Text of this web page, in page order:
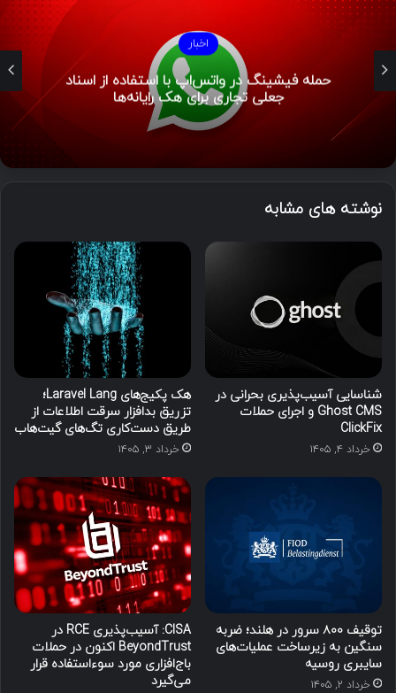
اخبار
حمله فیشینگ در واتس‌اپ با استفاده از اسناد
جعلی تجاری برای هک رایانه‌ها
نوشته های مشابه
شناسایی آسیب‌پذیری بحرانی در
Ghost CMS و اجرای حملات
ClickFix
خرداد ۴, ۱۴۰۵
هک پکیج‌های Laravel Lang؛
تزریق بدافزار سرقت اطلاعات از
طریق دست‌کاری تگ‌های گیت‌هاب
خرداد ۳, ۱۴۰۵
توقیف ۸۰۰ سرور در هلند؛ ضربه
سنگین به زیرساخت عملیات‌های
سایبری روسیه
خرداد ۲, ۱۴۰۵
CISA: آسیب‌پذیری RCE در
BeyondTrust اکنون در حملات
باج‌افزاری مورد سوءاستفاده قرار
می‌گیرد